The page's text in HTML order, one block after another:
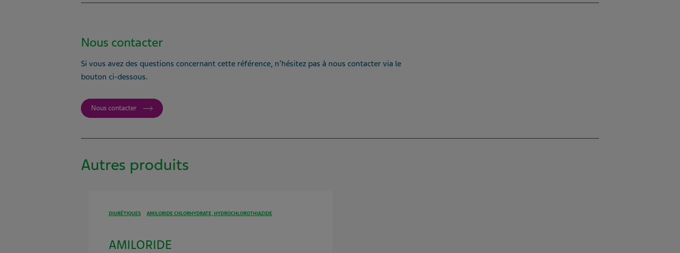
Nous contacter
Si vous avez des questions concernant cette référence, n’hésitez pas à nous contacter via le
bouton ci-dessous.
Nous contacter
Autres produits
DIURÉTIQUES AMILORIDE CHLORHYDRATE, HYDROCHLOROTHIAZIDE
AMILORIDE